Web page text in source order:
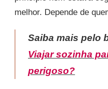
melhor. Depende de
Saiba mais pelo
Viajar sozinha
perigoso?